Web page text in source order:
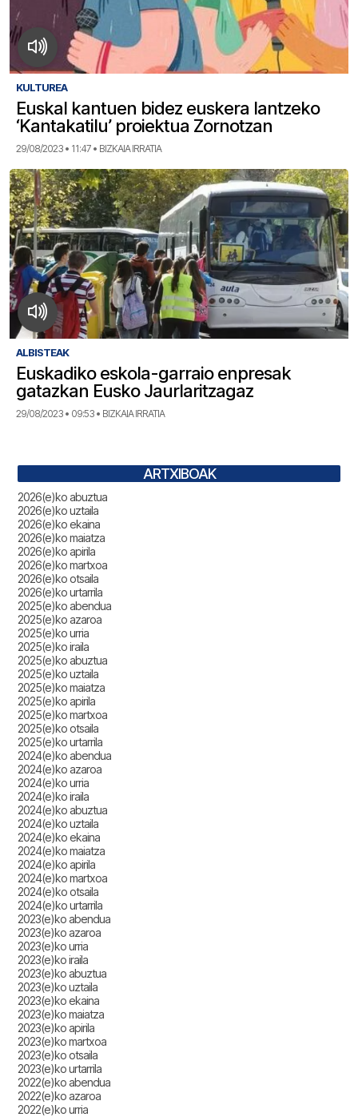
KULTUREA
Euskal kantuen bidez euskera lantzeko
‘Kantakatilu’ proiektua Zornotzan
29/08/2023 • 11:47 • BIZKAIA IRRATIA
ALBISTEAK
Euskadiko eskola-garraio enpresak
gatazkan Eusko Jaurlaritzagaz
29/08/2023 • 09:53 • BIZKAIA IRRATIA
ARTXIBOAK
2026(e)ko abuztua
2026(e)ko uztaila
2026(e)ko ekaina
2026(e)ko maiatza
2026(e)ko apirila
2026(e)ko martxoa
2026(e)ko otsaila
2026(e)ko urtarrila
2025(e)ko abendua
2025(e)ko azaroa
2025(e)ko urria
2025(e)ko iraila
2025(e)ko abuztua
2025(e)ko uztaila
2025(e)ko maiatza
2025(e)ko apirila
2025(e)ko martxoa
2025(e)ko otsaila
2025(e)ko urtarrila
2024(e)ko abendua
2024(e)ko azaroa
2024(e)ko urria
2024(e)ko iraila
2024(e)ko abuztua
2024(e)ko uztaila
2024(e)ko ekaina
2024(e)ko maiatza
2024(e)ko apirila
2024(e)ko martxoa
2024(e)ko otsaila
2024(e)ko urtarrila
2023(e)ko abendua
2023(e)ko azaroa
2023(e)ko urria
2023(e)ko iraila
2023(e)ko abuztua
2023(e)ko uztaila
2023(e)ko ekaina
2023(e)ko maiatza
2023(e)ko apirila
2023(e)ko martxoa
2023(e)ko otsaila
2023(e)ko urtarrila
2022(e)ko abendua
2022(e)ko azaroa
2022(e)ko urria